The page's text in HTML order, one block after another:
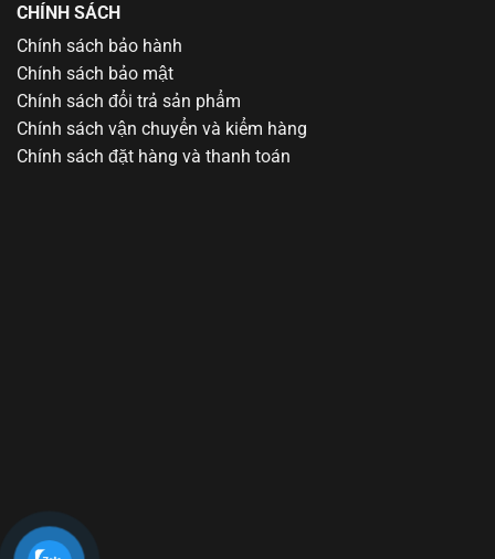
CHÍNH SÁCH
Chính sách bảo hành
Chính sách bảo mật
Chính sách đổi trả sản phẩm
Chính sách vận chuyển và kiểm hàng
Chính sách đặt hàng và thanh toán